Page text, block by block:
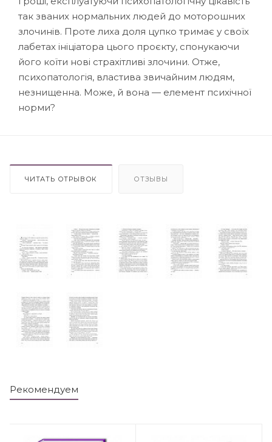
так званих нормальних людей до моторошних
злочинів. Проте лиха доля цупко тримає у своїх
лабетах ініціатора цього проєкту, спонукаючи
його коїти нові страхітливі злочини. Отже,
психопатологія, властива звичайним людям,
незнищенна. Може, й вона — елемент психічної
норми?
ЧИТАТЬ ОТРЫВОК ОТЗЫВЫ
Рекомендуем